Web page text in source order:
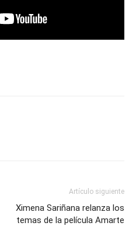
Artículo siguiente
Ximena Sariñana relanza los
temas de la película Amarte